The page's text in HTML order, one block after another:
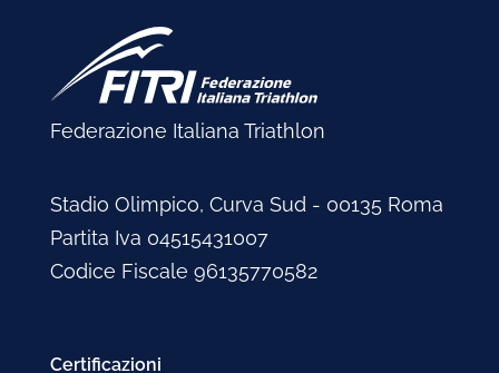
Federazione Italiana Triathlon
Stadio Olimpico, Curva Sud - 00135 Roma
Partita Iva 04515431007
Codice Fiscale 96135770582
Certificazioni